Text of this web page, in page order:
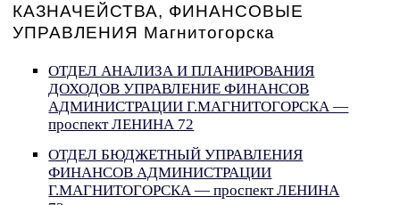
КАЗНАЧЕЙСТВА, ФИНАНСОВЫЕ
УПРАВЛЕНИЯ Магнитогорска
ОТДЕЛ АНАЛИЗА И ПЛАНИРОВАНИЯ
ДОХОДОВ УПРАВЛЕНИЕ ФИНАНСОВ
АДМИНИСТРАЦИИ Г.МАГНИТОГОРСКА —
проспект ЛЕНИНА 72
ОТДЕЛ БЮДЖЕТНЫЙ УПРАВЛЕНИЯ
ФИНАНСОВ АДМИНИСТРАЦИИ
Г.МАГНИТОГОРСКА — проспект ЛЕНИНА